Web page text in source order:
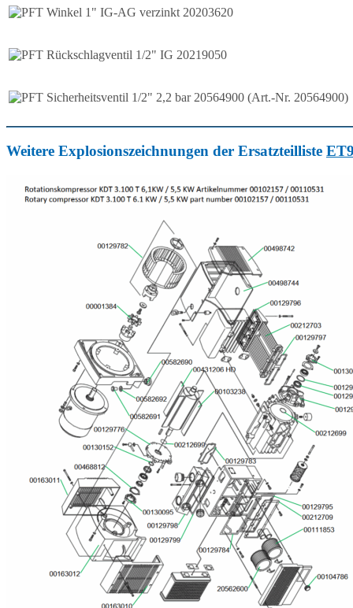
Weitere Explosionszeichnungen der Ersatzteilliste